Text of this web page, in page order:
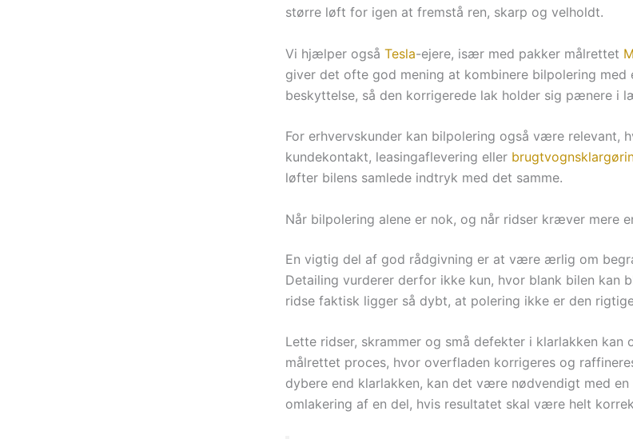
større løft for igen at fremstå ren, skarp og velholdt.
Vi hjælper også Tesla-ejere, især med pakker målrettet
giver det ofte god mening at kombinere bilpolering med
beskyttelse, så den korrigerede lak holder sig pænere i
For erhvervskunder kan bilpolering også være relevant,
kundekontakt, leasingaflevering eller
løfter bilens samlede indtryk med det samme.
Når bilpolering alene er nok, og når ridser kræver mere
En vigtig del af god rådgivning er at være ærlig om
Detailing vurderer derfor ikke kun, hvor blank bilen kan
ridse faktisk ligger så dybt, at polering ikke er den
Lette ridser, skrammer og små defekter i klarlakken kan
målrettet proces, hvor overfladen korrigeres og
dybere end klarlakken, kan det være nødvendigt med
omlakering af en del, hvis resultatet skal være helt